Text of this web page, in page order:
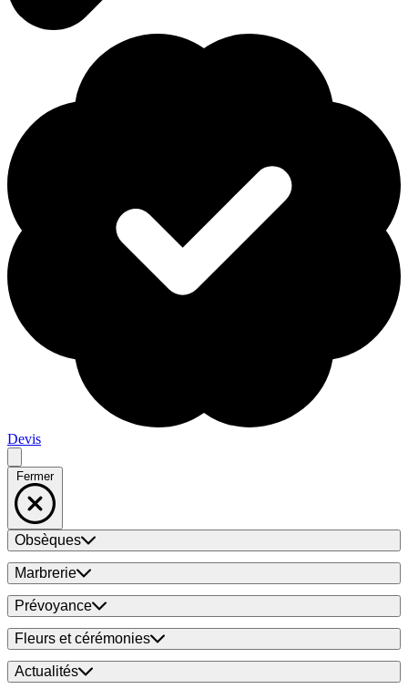
Devis
Fermer
Obsèques
Marbrerie
Prévoyance
Fleurs et cérémonies
Actualités